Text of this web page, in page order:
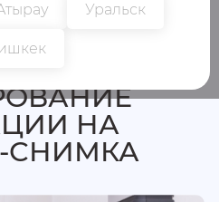
НА
СНИМКА
Уральск